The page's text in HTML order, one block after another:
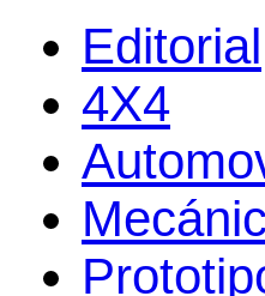
Editorial
4X4